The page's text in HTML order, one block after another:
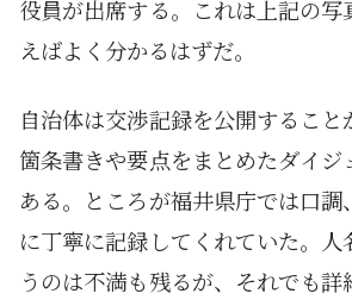
役員が出席する。これは上記の写
えばよく分かるはずだ。
自治体は交渉記録を公開するこ
箇条書きや要点をまとめたダイジ
ある。ところが福井県庁では口
に丁寧に記録してくれていた。
うのは不満も残るが、それでも